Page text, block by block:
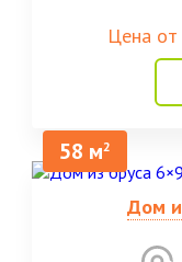
Цена от
58 м2
Дом